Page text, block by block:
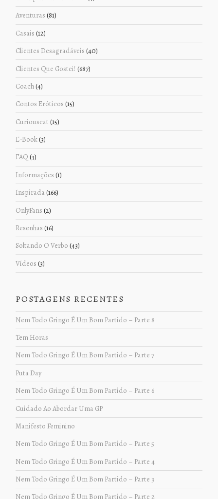
Aventuras (81)
Casais (12)
Clientes Desagradáveis (40)
Clientes Que Gostei! (687)
Coach(4)
Contos Eróticos (15)
Curiouscat (15)
E-Book(3)
FAQ (3)
Informações (1)
Inspirada (166)
OnlyFans (2)
Resenhas (16)
Soltando O Verbo (43)
Vídeos (3)
POSTAGENS RECENTES
Nem Todo Gringo É Um Bom Partido – Parte 8
Tem Horas
Nem Todo Gringo É Um Bom Partido – Parte 7
Puta Day
Nem Todo Gringo É Um Bom Partido – Parte 6
Cuidado Ao Abordar Uma GP
Manifesto Feminino
Nem Todo Gringo É Um Bom Partido – Parte 5
Nem Todo Gringo É Um Bom Partido – Parte 4
Nem Todo Gringo É Um Bom Partido – Parte 3
Nem Todo Gringo É Um Bom Partido – Parte 2